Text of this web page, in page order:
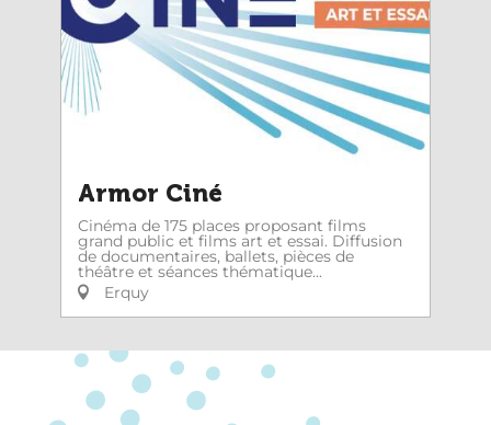
Armor Ciné
Cinéma de 175 places proposant films
grand public et films art et essai. Diffusion
de documentaires, ballets, pièces de
théâtre et séances thématique...
Erquy